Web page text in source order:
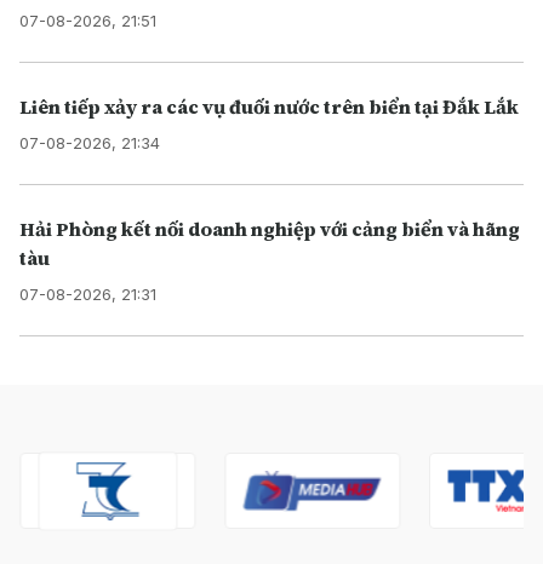
07-08-2026, 21:51
Liên tiếp xảy ra các vụ đuối nước trên biển tại Đắk Lắk
07-08-2026, 21:34
Hải Phòng kết nối doanh nghiệp với cảng biển và hãng
tàu
07-08-2026, 21:31